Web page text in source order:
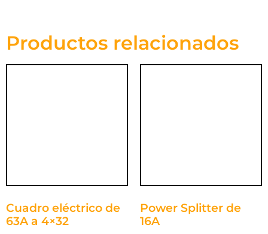
Productos relacionados
Cuadro eléctrico de
63A a 4×32
Power Splitter de
16A